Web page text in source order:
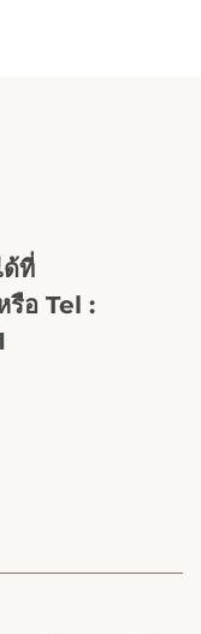
ด้ที่
รือ Tel :